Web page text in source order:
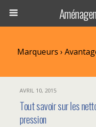
Marqueurs ›
AVRIL 10, 2015
Tout savoir sur les
pression